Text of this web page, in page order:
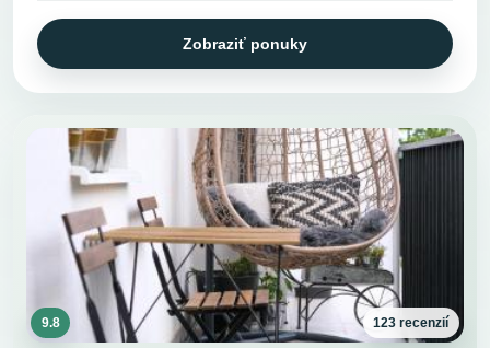
Zobraziť ponuky
9.8 123 recenzií